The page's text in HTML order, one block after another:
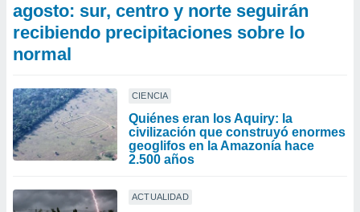
agosto: sur, centro y norte seguirán
recibiendo precipitaciones sobre lo
normal
CIENCIA
Quiénes eran los Aquiry: la
civilización que construyó enormes
geoglifos en la Amazonía hace
2.500 años
ACTUALIDAD